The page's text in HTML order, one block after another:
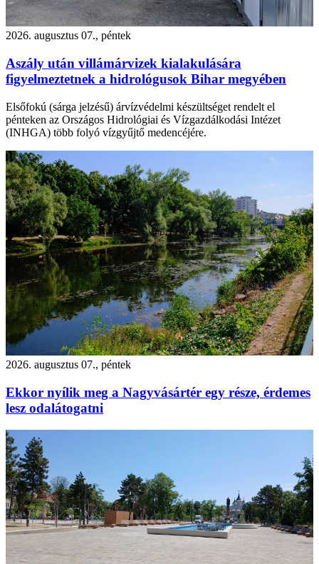
2026. augusztus 07., péntek
Aszály után villámárvizek kialakulására
figyelmeztetnek a hidrológusok Bihar megyében
Elsőfokú (sárga jelzésű) árvízvédelmi készültséget rendelt el
pénteken az Országos Hidrológiai és Vízgazdálkodási Intézet
(INHGA) több folyó vízgyűjtő medencéjére.
2026. augusztus 07., péntek
Ekkor nyílik meg a Nagyvásártér egy része, érdemes
lesz odalátogatni